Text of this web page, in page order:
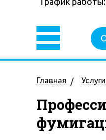
Главная Услуги